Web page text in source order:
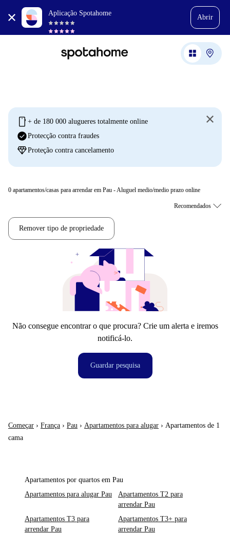
Aplicação Spotahome
Abrir
mobile + de 180 000 alugueres totalmente online
check_circleProtecção contra fraudes
diamondProteção contra cancelamento
0 apartamentos/casas para arrendar em Pau - Aluguel medio/medio prazo online
Remover tipo de propriedade
Não consegue encontrar o que procura? Crie um alerta e iremos
notificá-lo.
Guardar pesquisa
Começar › França › Pau › Apartamentos para alugar › Apartamentos de 1
cama
Apartamentos por quartos em Pau
Apartamentos para alugar Pau
Apartamentos T2 para
arrendar Pau
Apartamentos T3 para
arrendar Pau
Apartamentos T3+ para
arrendar Pau